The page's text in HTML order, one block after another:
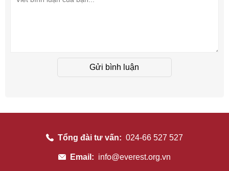
Gửi bình luận
Tổng đài tư vấn: 024-66 527 527
Email: info@everest.org.vn